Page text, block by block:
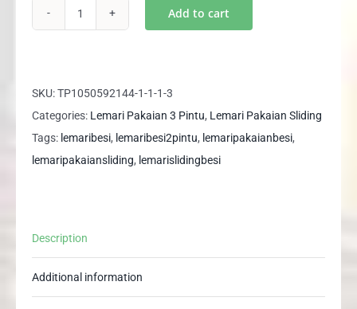
3
Pintu
Sliding
PALM
Laci
Add to cart
SKU:TP1050592144-1-1-1-3
Categories: Lemari Pakaian 3 Pintu, Lemari Pakaian Sliding
Tags: lemaribesi, lemaribesi2pintu, lemaripakaianbesi,
lemaripakaiansliding, lemarislidingbesi
Description
Additional information